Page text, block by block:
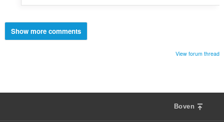
Show more comments
View forum thread
Boven